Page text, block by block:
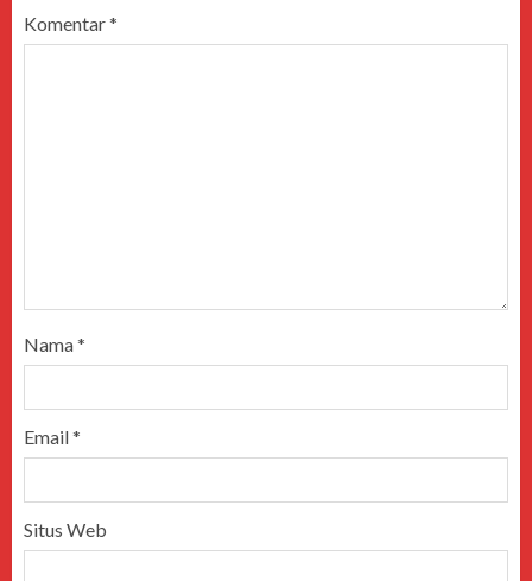
Komentar*
Nama*
Email*
Situs Web